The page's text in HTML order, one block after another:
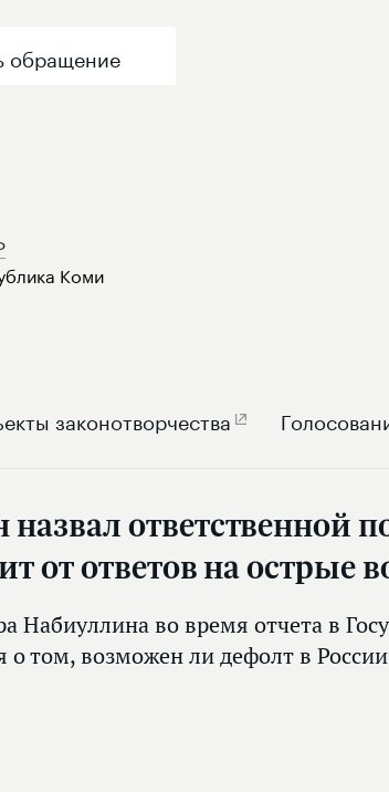
обращение
Коми
законотворчества
ответственной
от ответов на острые
Набиуллина во время отчета в
о том, возможен ли дефолт в